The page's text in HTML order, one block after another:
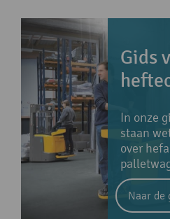
Gids
In onze
staan
over
Naar de